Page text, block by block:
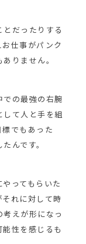
だったりする
仕事がパンク
りません。
の最強の右腕
して人と手を組
でもあった
んです。
ってもらいた
れに対して時
えが形になっ
性を感じるも